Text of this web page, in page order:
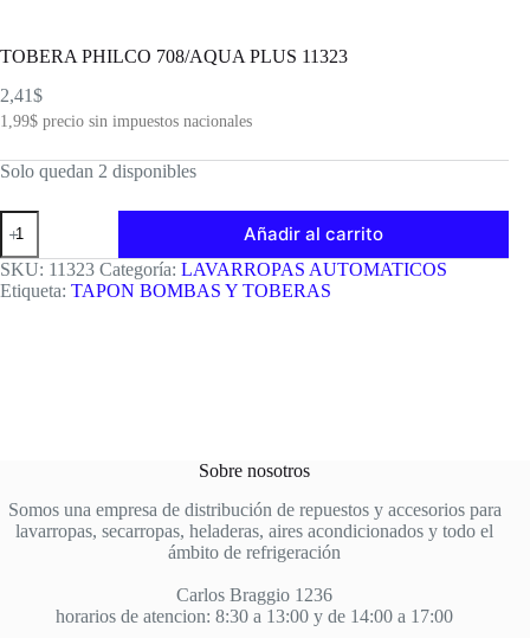
TOBERA PHILCO 708/AQUA PLUS 11323
2,41$
1,99$ precio sin impuestos nacionales
Solo quedan 2 disponibles
TOBERA
PHILCO
708/AQUA
PLUS
11323
Añadir al carrito
SKU: 11323 Categoría: LAVARROPAS AUTOMATICOS
Etiqueta: TAPON BOMBAS Y TOBERAS
Sobre nosotros
Somos una empresa de distribución de repuestos y accesorios para
lavarropas, secarropas, heladeras, aires acondicionados y todo el
ámbito de refrigeración
Carlos Braggio 1236
horarios de atencion: 8:30 a 13:00 y de 14:00 a 17:00